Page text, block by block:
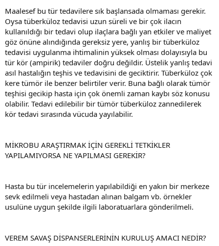
Maalesef bu tür tedavilere sık başlansada olmaması gerekir.
Oysa tüberküloz tedavisi uzun süreli ve bir çok ilacın
kullanıldığı bir tedavi olup ilaçlara bağlı yan etkiler ve maliyet
göz önüne alındığında gereksiz yere, yanlış bir tüberküloz
tedavisi uygulanma ihtimalinin yüksek olması dolayısıyla bu
tür kör (ampirik) tedaviler doğru değildir. Üstelik yanlış tedavi
asıl hastalığın teşhis ve tedavisini de geciktirir. Tüberküloz çok
kere tümör ile benzer belirtiler verir. Buna bağlı olarak tümör
teşhisi gecikip hasta için çok önemli zaman kaybı söz konusu
olabilir. Tedavi edilebilir bir tümör tüberküloz zannedilerek
kör tedavi sırasında vücuda yayılabilir.
MİKROBU ARAŞTIRMAK İÇİN GEREKLİ TETKİKLER
YAPILAMIYORSA NE YAPILMASI GEREKİR?
Hasta bu tür incelemelerin yapılabildiği en yakın bir merkeze
sevk edilmeli veya hastadan alınan balgam vb. örnekler
usulüne uygun şekilde ilgili laboratuarlara gönderilmeli.
VEREM SAVAŞ DİSPANSERLERİNİN KURULUŞ AMACI NEDİR?